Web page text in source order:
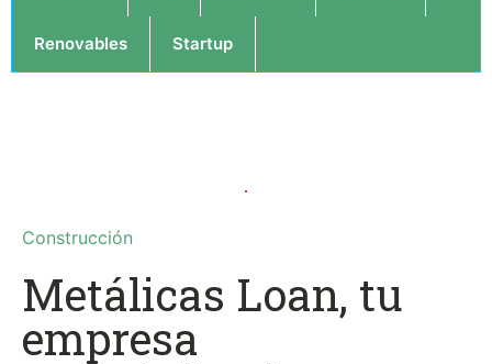
Renovables Startup
Construcción
Metálicas Loan, tu
empresa